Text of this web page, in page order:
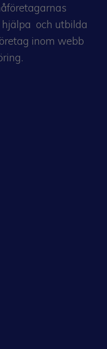
hjälpa och utbilda
inom webb